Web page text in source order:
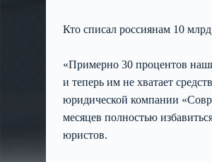
Кто списал россиянам 10
«Примерно 30 процентов
и теперь им не хватает
юридической компании
месяцев полностью
юристов.